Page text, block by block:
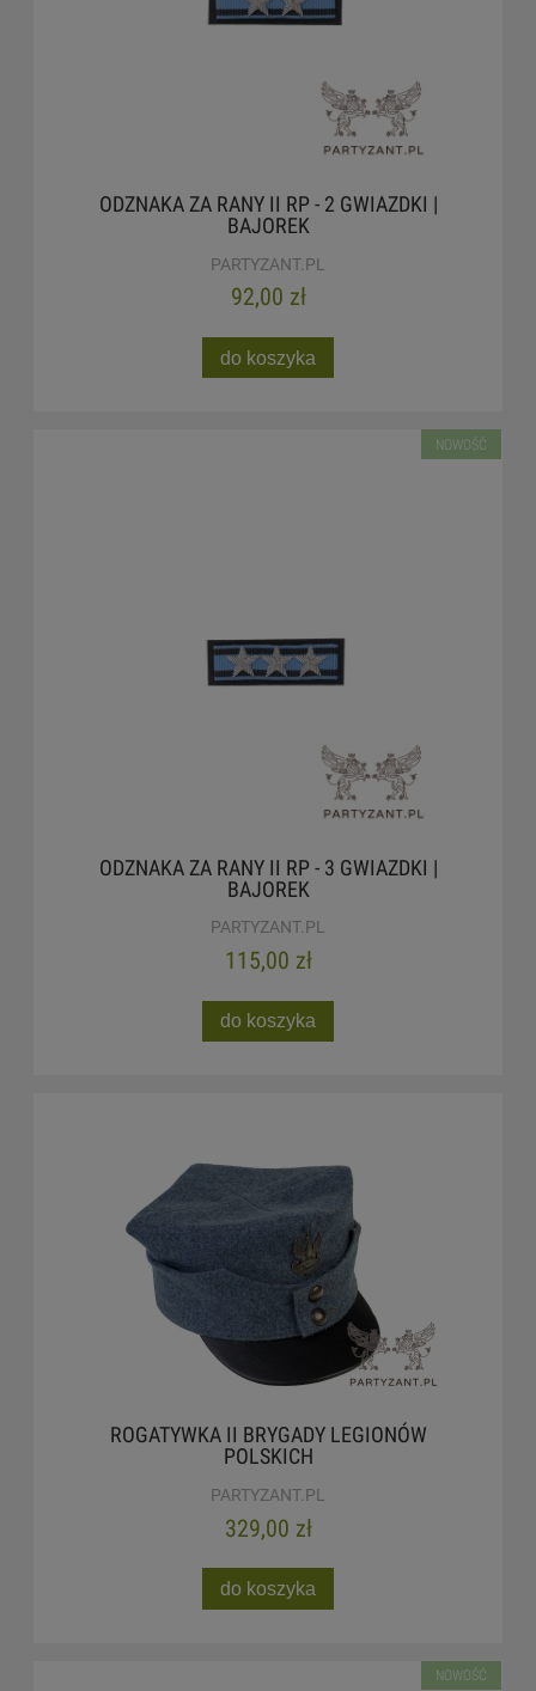
ODZNAKA ZA RANY II RP - 2 GWIAZDKI |
BAJOREK
PARTYZANT.PL
92,00 zł
do koszyka
ODZNAKA ZA RANY II RP - 3 GWIAZDKI |
BAJOREK
PARTYZANT.PL
115,00 zł
do koszyka
NOWOŚĆ
ROGATYWKA II BRYGADY LEGIONÓW
POLSKICH
PARTYZANT.PL
329,00 zł
do koszyka
NOWOŚĆ